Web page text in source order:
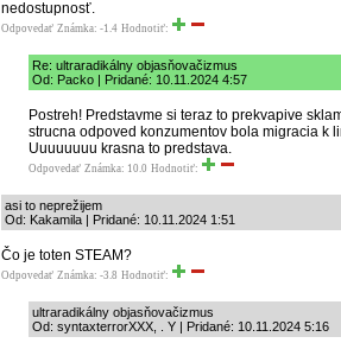
nedostupnosť.
Odpovedať Známka: -1.4 Hodnotiť:
Re: ultraradikálny objasňovačizmus
Od: Packo | Pridané: 10.11.2024 4:57
Postreh! Predstavme si teraz to prekvapive
strucna odpoved konzumentov bola migracia k
Uuuuuuuu krasna to predstava.
Odpovedať Známka: 10.0 Hodnotiť:
asi to neprežijem
Od: Kakamila | Pridané: 10.11.2024 1:51
Čo je toten STEAM?
Odpovedať Známka: -3.8 Hodnotiť:
ultraradikálny objasňovačizmus
Od: syntaxterrorXXX, . Y | Pridané: 10.11.2024 5:16